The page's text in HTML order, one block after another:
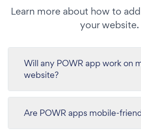
Learn more about how to
your website.
Will any POWR app work on
website?
Are POWR apps mobile-